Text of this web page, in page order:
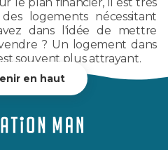
logements nécessitant
dans l'idée de mettre
? Un logement dans
souvent plus attrayant.
en haut